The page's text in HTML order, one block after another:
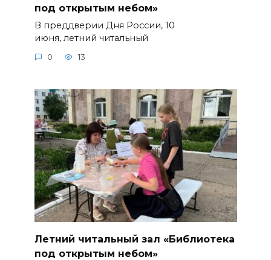
под открытым небом»
В преддверии Дня России, 10
июня, летний читальный
0 13
Летний читальный зал «Библиотека
под открытым небом»